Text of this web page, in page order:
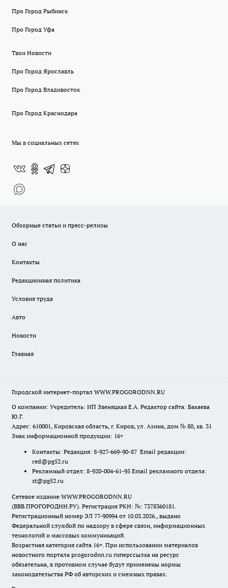
Про Город Рыбинск
Про Город Уфа
Твои Новости
Про Город Ярославль
Про Город Владивосток
Про Город Краснодара
Мы в социальных сетях
Обзорные статьи и пресс-релизы
О нас
Контакты
Редакционная политика
Условия труда
Авто
Новости
Главная
Городской интернет-портал WWW.PROGORODNN.RU
О компании: Учредитель: ИП Звеняцкая Е.А. Редактор сайта: Бакаева
Ю.Г.
Адрес: 610001, Кировская область, г. Киров, ул. Азина, дом № 80, кв. 31
Знак информационной продукции: 16+
Контакты: Редакция: 8-927-669-90-87 Email редакции:
red@pg52.ru
Рекламный отдел: 8-920-004-61-95 Email рекламного отдела:
st@pg52.ru
Сетевое издание WWW.PROGORODNN.RU
(ВВВ.ПРОГОРОДНН.РУ). Регистрация РКН: №: 7378360181.
Регистрационный номер ЭЛ 77-90994 от 10.03.2026., выдано
Федеральной службой по надзору в сфере связи, информационных
технологий и массовых коммуникаций.
Возрастная категория сайта 16+. При использовании материалов
новостного портала progorodnn.ru гиперссылка на ресурс
обязательна, в противном случае будут применены нормы
законодательства РФ об авторских и смежных правах.